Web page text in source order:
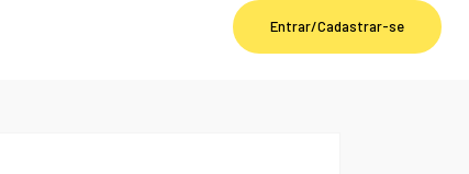
Entrar/Cadastrar-se